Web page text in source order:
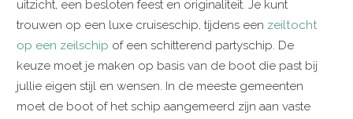
uitzicht, een besloten feest en originaliteit. Je kunt
trouwen op een luxe cruiseschip, tijdens een zeiltocht
op een zeilschip of een schitterend partyschip. De
keuze moet je maken op basis van de boot die past bij
jullie eigen stijl en wensen. In de meeste gemeenten
moet de boot of het schip aangemeerd zijn aan vaste